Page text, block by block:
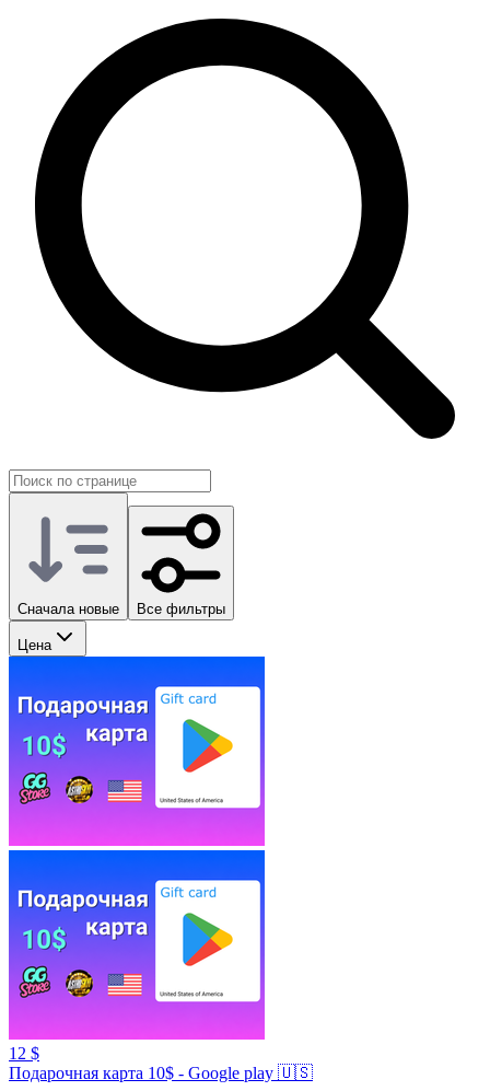
Сначала новые Все фильтры
Цена
12 $
Подарочная карта 10$ - Google play 🇺🇸